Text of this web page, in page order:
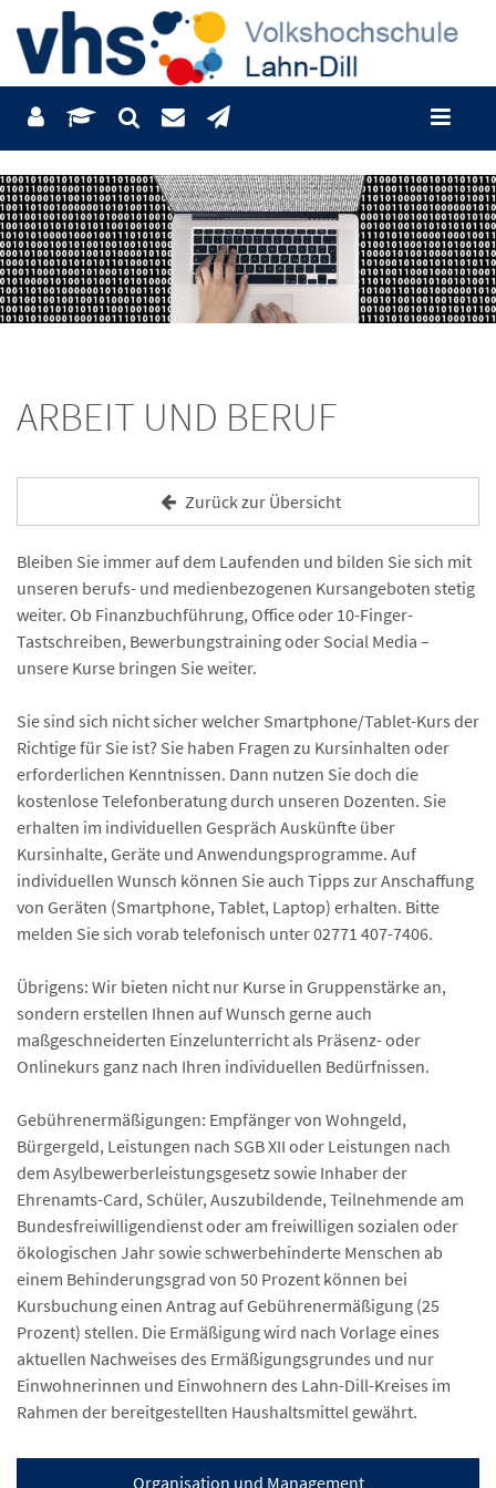
ARBEIT UND BERUF
Zurück zur Übersicht
Bleiben Sie immer auf dem Laufenden und bilden Sie sich mit
unseren berufs- und medienbezogenen Kursangeboten stetig
weiter. Ob Finanzbuchführung, Office oder 10-Finger-
Tastschreiben, Bewerbungstraining oder Social Media –
unsere Kurse bringen Sie weiter.
Sie sind sich nicht sicher welcher Smartphone/Tablet-Kurs der
Richtige für Sie ist? Sie haben Fragen zu Kursinhalten oder
erforderlichen Kenntnissen. Dann nutzen Sie doch die
kostenlose Telefonberatung durch unseren Dozenten. Sie
erhalten im individuellen Gespräch Auskünfte über
Kursinhalte, Geräte und Anwendungsprogramme. Auf
individuellen Wunsch können Sie auch Tipps zur Anschaffung
von Geräten (Smartphone, Tablet, Laptop) erhalten. Bitte
melden Sie sich vorab telefonisch unter 02771 407-7406.
Übrigens: Wir bieten nicht nur Kurse in Gruppenstärke an,
sondern erstellen Ihnen auf Wunsch gerne auch
maßgeschneiderten Einzelunterricht als Präsenz- oder
Onlinekurs ganz nach Ihren individuellen Bedürfnissen.
Gebührenermäßigungen: Empfänger von Wohngeld,
Bürgergeld, Leistungen nach SGB XII oder Leistungen nach
dem Asylbewerberleistungsgesetz sowie Inhaber der
Ehrenamts-Card, Schüler, Auszubildende, Teilnehmende am
Bundesfreiwilligendienst oder am freiwilligen sozialen oder
ökologischen Jahr sowie schwerbehinderte Menschen ab
einem Behinderungsgrad von 50 Prozent können bei
Kursbuchung einen Antrag auf Gebührenermäßigung (25
Prozent) stellen. Die Ermäßigung wird nach Vorlage eines
aktuellen Nachweises des Ermäßigungsgrundes und nur
Einwohnerinnen und Einwohnern des Lahn-Dill-Kreises im
Rahmen der bereitgestellten Haushaltsmittel gewährt.
Organisation und Management